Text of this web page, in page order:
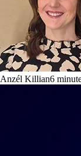
Anzél Killian6